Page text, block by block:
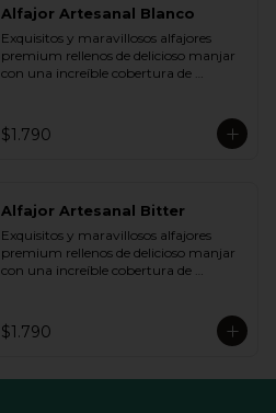
Alfajor Artesanal Blanco
Exquisitos y maravillosos alfajores
premium rellenos de delicioso manjar
con una increíble cobertura de
queremos.
$1.790
Alfajor Artesanal Bitter
Exquisitos y maravillosos alfajores
premium rellenos de delicioso manjar
con una increíble cobertura de
$1.790